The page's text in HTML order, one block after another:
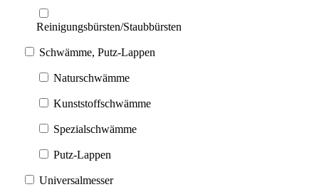
Reinigungsbürsten/Staubbürsten
Schwämme, Putz-Lappen
Naturschwämme
Kunststoffschwämme
Spezialschwämme
Putz-Lappen
Universalmesser